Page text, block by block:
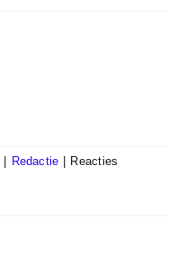
Redactie
Reacties